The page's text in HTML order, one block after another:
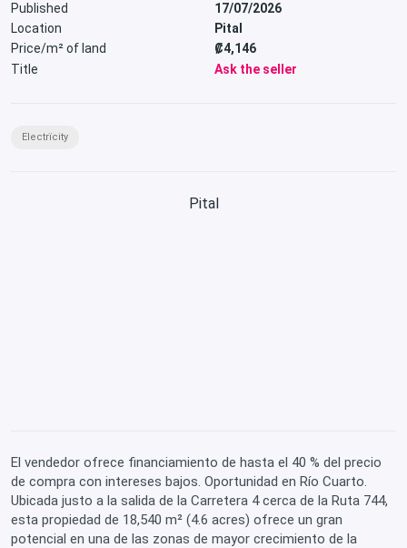
Published
17/07/2026
Location
Pital
Price/m² of land
₡4,146
Title
Ask the seller
Electrïcity
Pital
El vendedor ofrece financiamiento de hasta el 40 % del precio
de compra con intereses bajos. Oportunidad en Río Cuarto.
Ubicada justo a la salida de la Carretera 4 cerca de la Ruta 744,
esta propiedad de 18,540 m² (4.6 acres) ofrece un gran
potencial en una de las zonas de mayor crecimiento de la